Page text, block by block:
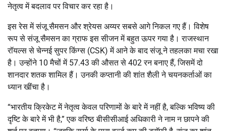
नेतृत्व में बदलाव पर विचार कर रहा है।
इस रेस मेंसंजू सैमसनऔरश्रेयस अय्यरसबसे आगे निकल गए हैं। विशेष
रूप से संजू सैमसन का ग्राफ इस सीजन में बहुत ऊपर गया है। राजस्थान
रॉयल्स से चेन्नई सुपर किंग्स (CSK) में आने के बाद संजू ने तहलका मचा रखा
है।उन्होंने 10 मैचों में 57.43 की औसत से 402 रनबनाए हैं, जिसमें दो
शानदार शतक शामिल हैं। उनकी कप्तानी की शांत शैली ने चयनकर्ताओं का
ध्यान खींचा है।
“भारतीय क्रिकेट में नेतृत्व केवल परिणामों के बारे में नहीं है, बल्कि भविष्य की
दृष्टि के बारे में भी है,” एक वरिष्ठ बीसीसीआई अधिकारी ने नाम न छापने की